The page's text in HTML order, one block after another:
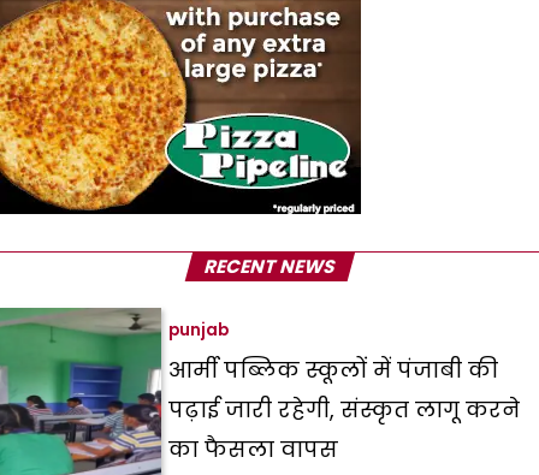
RECENT NEWS
punjab
आर्मी पब्लिक स्कूलों में पंजाबी की
पढ़ाई जारी रहेगी, संस्कृत लागू करने
का फैसला वापस